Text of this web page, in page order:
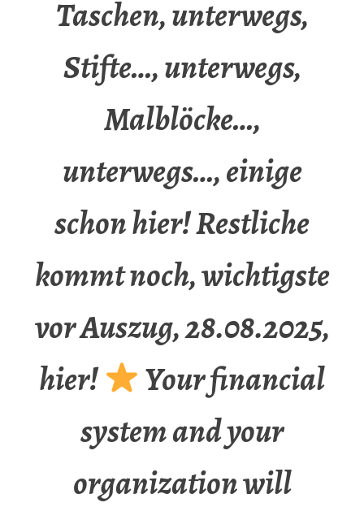
Taschen, unterwegs,
Stifte…, unterwegs,
Malblöcke…,
unterwegs…, einige
schon hier! Restliche
kommt noch, wichtigste
vor Auszug, 28.08.2025,
hier!
Your financial
system and your
organization will